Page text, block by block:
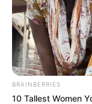
BRAINBERRIES
10 Tallest Women